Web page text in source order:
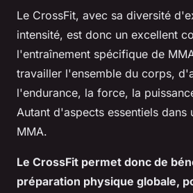
Le CrossFit, avec sa diversité
intensité, est donc un excellent
l'entraînement spécifique de
travailler l'ensemble du corps,
l'endurance, la force, la
Autant d'aspects essentiels dans
MMA.
Le CrossFit permet donc de
préparation physique globale,